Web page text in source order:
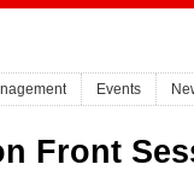
Events
Front